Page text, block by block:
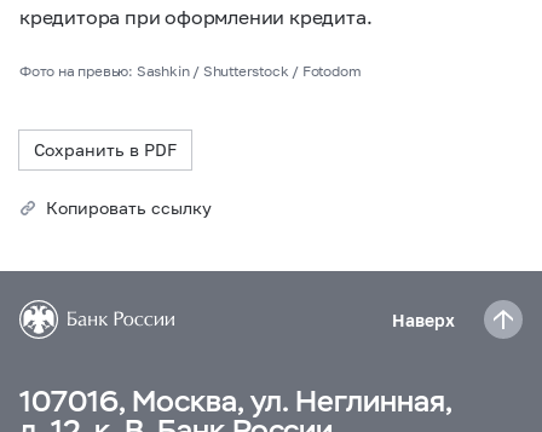
кредитора при оформлении кредита.
Фото на превью: Sashkin / Shutterstock / Fotodom
Сохранить в PDF
Копировать ссылку
Наверх
107016, Москва, ул. Неглинная,